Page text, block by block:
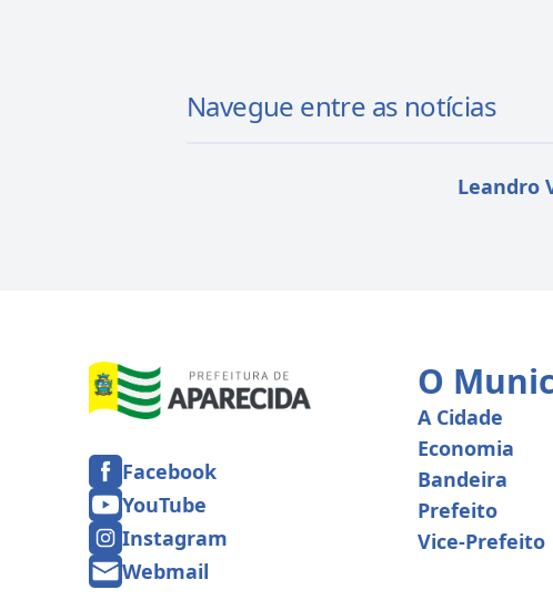
Navegue entre as notícias
Leandro
Facebook
YouTube
Instagram
Webmail
O
A Cidade
Economia
Bandeira
Prefeito
Vice-Prefeito